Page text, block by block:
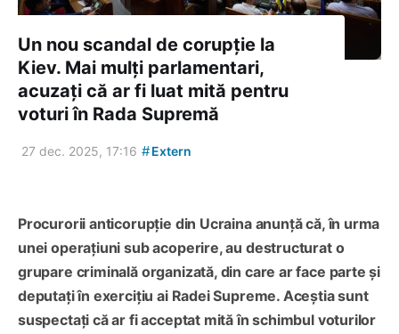
Un nou scandal de corupție la
Kiev. Mai mulți parlamentari,
acuzați că ar fi luat mită pentru
voturi în Rada Supremă
27 dec. 2025, 17:16 #Extern
Procurorii anticorupție din Ucraina anunță că, în urma
unei operațiuni sub acoperire, au destructurat o
grupare criminală organizată, din care ar face parte și
deputați în exercițiu ai Radei Supreme. Aceștia sunt
suspectați că ar fi acceptat mită în schimbul voturilor